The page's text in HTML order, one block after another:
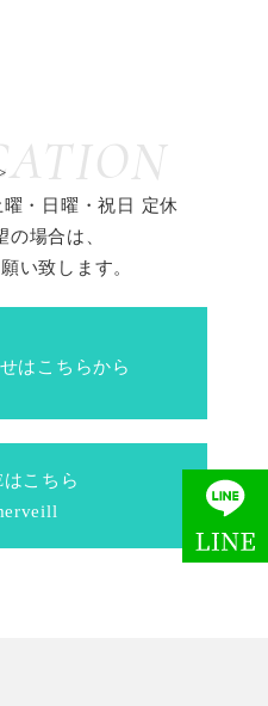
こちら
はこちらから
・日曜・祝日 定休
の場合は、
い致します。